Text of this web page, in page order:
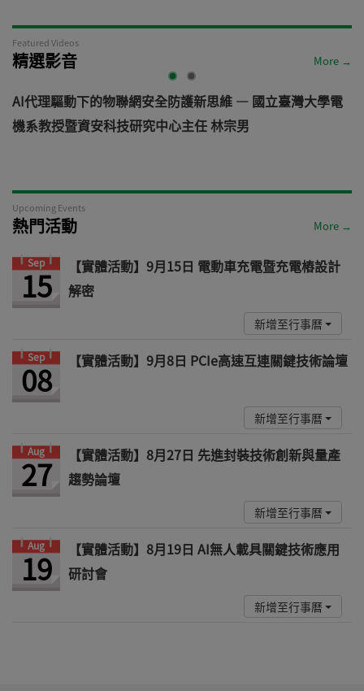
Featured Videos
精選影音 More →
AI代理驅動下的物聯網安全防護新思維 — 國立臺灣大學電
機系教授暨資安科技研究中心主任 林宗男
Upcoming Events
熱門活動 More →
Sep
15
【實體活動】9月15日 電動車充電暨充電樁設計
解密
新增至行事曆
Sep
08 【實體活動】9月8日 PCIe高速互連關鍵技術論壇
新增至行事曆
Aug
27
【實體活動】8月27日 先進封裝技術創新與量產
趨勢論壇
新增至行事曆
Aug
19
【實體活動】8月19日 AI無人載具關鍵技術應用
研討會
新增至行事曆